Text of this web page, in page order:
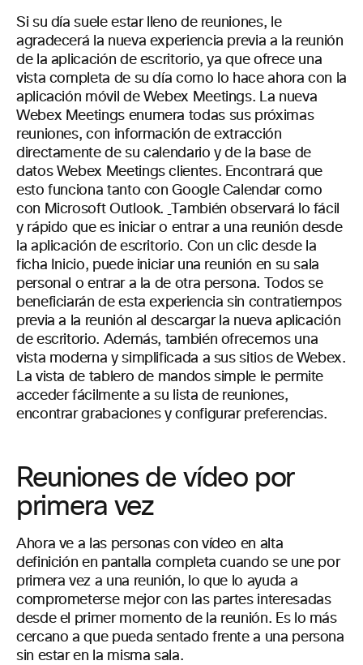
Si su día suele estar lleno de reuniones, le
agradecerá la nueva experiencia previa a la reunión
de la aplicación de escritorio, ya que ofrece una
vista completa de su día como lo hace ahora con la
aplicación móvil de Webex Meetings. La nueva
Webex Meetings enumera todas sus próximas
reuniones, con información de extracción
directamente de su calendario y de la base de
datos Webex Meetings clientes. Encontrará que
esto funciona tanto con Google Calendar como
con Microsoft Outlook.
También observará lo fácil
y rápido que es iniciar o entrar a una reunión desde
la aplicación de escritorio. Con un clic desde la
ficha Inicio, puede iniciar una reunión en su sala
personal o entrar a la de otra persona. Todos se
beneficiarán de esta experiencia sin contratiempos
previa a la reunión al descargar la nueva aplicación
de escritorio. Además, también ofrecemos una
vista moderna y simplificada a sus sitios de Webex.
La vista de tablero de mandos simple le permite
acceder fácilmente a su lista de reuniones,
encontrar grabaciones y configurar preferencias.
Reuniones de vídeo por
primera vez
Ahora ve a las personas con vídeo en alta
definición en pantalla completa cuando se une por
primera vez a una reunión, lo que lo ayuda a
comprometerse mejor con las partes interesadas
desde el primer momento de la reunión. Es lo más
cercano a que pueda sentado frente a una persona
sin estar en la misma sala.